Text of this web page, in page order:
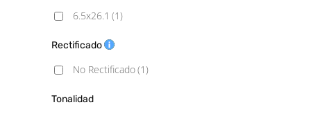
6.5x26.1 (1)
Rectificado
No Rectificado(1)
Tonalidad